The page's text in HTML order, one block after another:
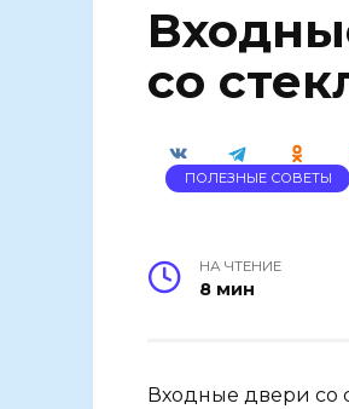
со
ПОЛЕЗНЫЕ СОВЕТЫ
НА ЧТЕНИЕ
8 мин
Входные двери со